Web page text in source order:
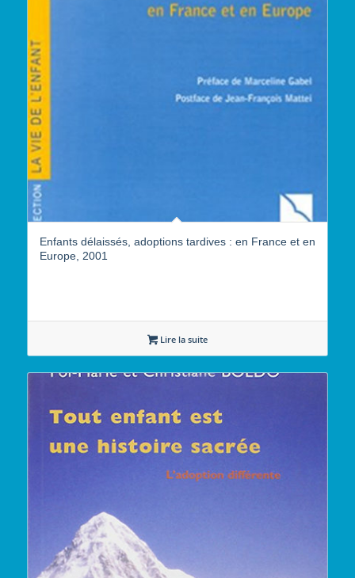
Enfants délaissés, adoptions tardives : en France et en
Europe, 2001
Lire la suite